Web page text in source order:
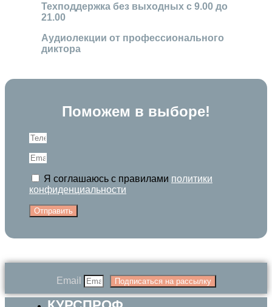
Техподдержка без выходных с 9.00 до
21.00
Аудиолекции от профессионального
диктора
Поможем в выборе!
Я соглашаюсь с правилами политики
конфиденциальности
Отправить
Email Подписаться на рассылку